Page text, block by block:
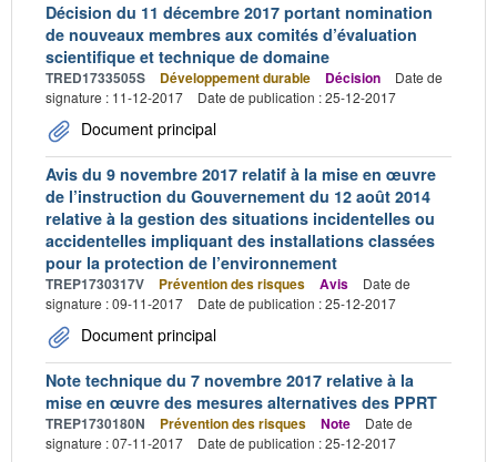
Décision du 11 décembre 2017 portant nomination
de nouveaux membres aux comités d’évaluation
scientifique et technique de domaine
TRED1733505S Développement durable Décision
Date de
signature : 11-12-2017
Date de publication : 25-12-2017
Document principal
Avis du 9 novembre 2017 relatif à la mise en œuvre
de l’instruction du Gouvernement du 12 août 2014
relative à la gestion des situations incidentelles ou
accidentelles impliquant des installations classées
pour la protection de l’environnement
TREP1730317V Prévention des risques Avis
Date de
signature : 09-11-2017
Date de publication : 25-12-2017
Document principal
Note technique du 7 novembre 2017 relative à la
mise en œuvre des mesures alternatives des PPRT
TREP1730180N Prévention des risques Note
Date de
signature : 07-11-2017
Date de publication : 25-12-2017